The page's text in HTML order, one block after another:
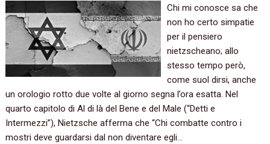
Chi mi conosce sa che
non ho certo simpatie
per il pensiero
nietzscheano; allo
stesso tempo però,
come suol dirsi, anche
un orologio rotto due volte al giorno segna l’ora esatta. Nel
quarto capitolo di Al di là del Bene e del Male (“Detti e
Intermezzi”), Nietzsche afferma che “Chi combatte contro i
mostri deve guardarsi dal non diventare egli…